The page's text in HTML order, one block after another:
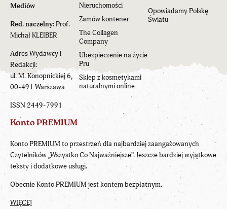
Mediów
Red. naczelny:Prof.
Michał KLEIBER
Adres Wydawcy i
Redakcji:
ul. M. Konopnickiej 6,
00-491 Warszawa
ISSN 2449-7991
Nieruchomości
Zamów kontener
The Collagen
Company
Ubezpieczenie na życie
Pru
Sklep z kosmetykami
naturalnymi online
Opowiadamy Polskę
Światu
Konto PREMIUM
Konto PREMIUM to przestrzeń dla najbardziej zaangażowanych
Czytelników „Wszystko Co Najważniejsze”. Jeszcze bardziej wyjątkowe
teksty i dodatkowe usługi.
Obecnie Konto PREMIUM jest kontem bezpłatnym.
WIĘCEJ